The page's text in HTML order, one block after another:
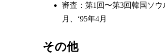
審査：第1回〜第3回韓国ソ
月、‘95年4月
その他